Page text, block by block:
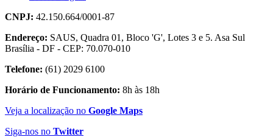
CNPJ: 42.150.664/0001-87
Endereço: SAUS, Quadra 01, Bloco 'G', Lotes 3 e 5. Asa Sul
Brasília - DF - CEP: 70.070-010
Telefone: (61) 2029 6100
Horário de Funcionamento: 8h às 18h
Veja a localização no Google Maps
Siga-nos no Twitter